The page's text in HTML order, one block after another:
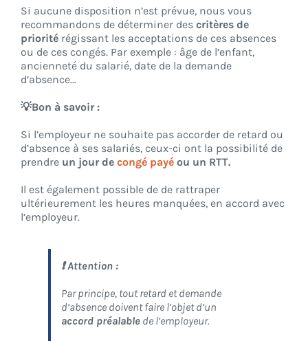
Si aucune disposition n’est prévue, nous vous
recommandons de déterminer des critères de
priorité régissant les acceptations de ces absences
ou de ces congés. Par exemple : âge de l’enfant,
ancienneté du salarié, date de la demande
d’absence…
💡Bon à savoir :
Si l’employeur ne souhaite pas accorder de retard ou
d’absence à ses salariés, ceux-ci ont la possibilité de
prendre un jour de congé payé ou un RTT.
Il est également possible de de rattraper
ultérieurement les heures manquées, en accord avec
l’employeur.
❗ Attention :
Par principe, tout retard et demande
d’absence doivent faire l’objet d’un
accord préalable de l’employeur.